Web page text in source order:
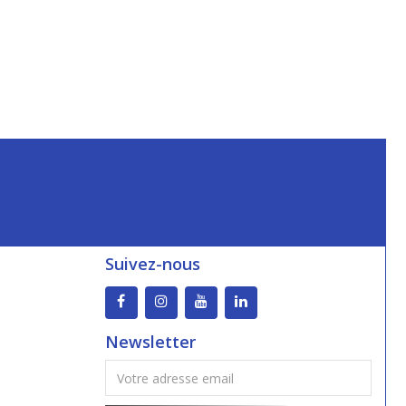
Suivez-nous
Newsletter